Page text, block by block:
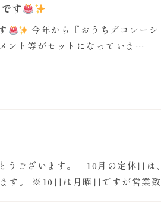
す
今年から『おうちデコレー
ント等がセットになっていま…
うございます。 10月の定休日は
ます。 ※10日は月曜日ですが営業